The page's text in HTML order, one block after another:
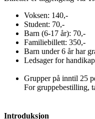
Voksen: 140,-
Student: 70,-
Barn (6-17 år): 70,-
Familiebillett: 350,-
Barn under 6 år har
Ledsager for
Grupper på inntil 25
For gruppebestilling,
Introduksjon